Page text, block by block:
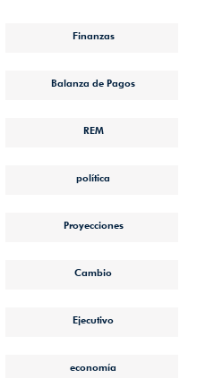
Finanzas
Balanza de Pagos
REM
política
Proyecciones
Cambio
Ejecutivo
economía